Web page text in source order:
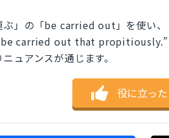
ぶ」の「be carried out」を使い
carried out that propitiously.”
ュアンスが通じます。
役に立った